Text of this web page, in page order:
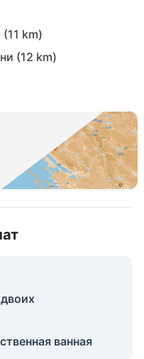
km)
(12 km)
ванная